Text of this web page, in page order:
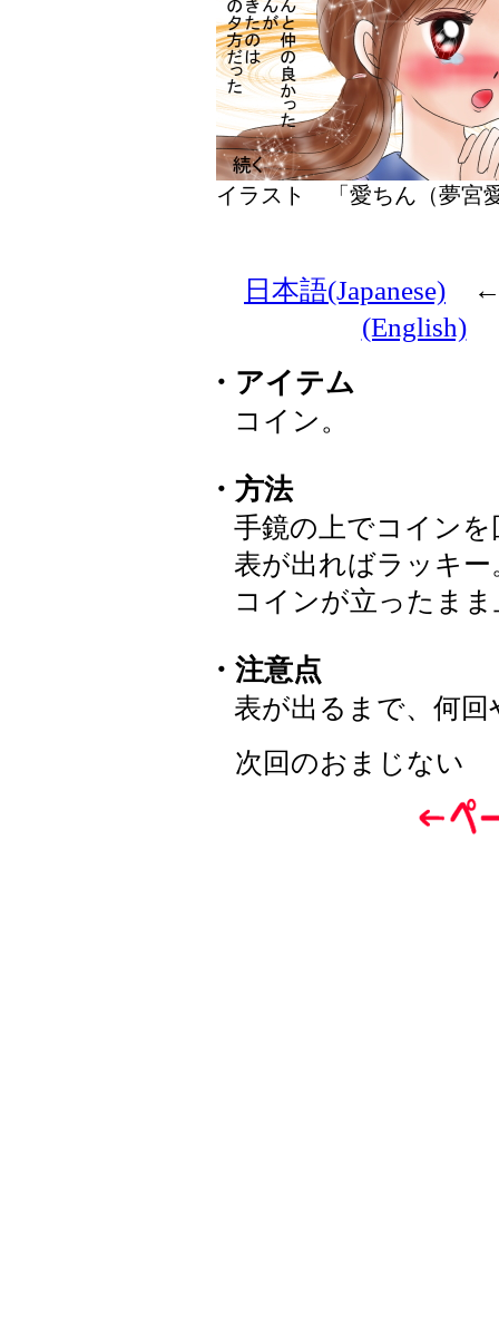
イラスト 「愛ちん（夢
日本語(Japanese)
(English)
・アイテム
コイン。
・方法
手鏡の上でコインを
表が出ればラッキー
コインが立ったまま
・注意点
表が出るまで、何回
次回のおまじない